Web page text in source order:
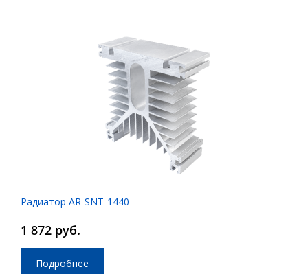
Радиатор AR-SNT-1440
1 872 руб.
Подробнее